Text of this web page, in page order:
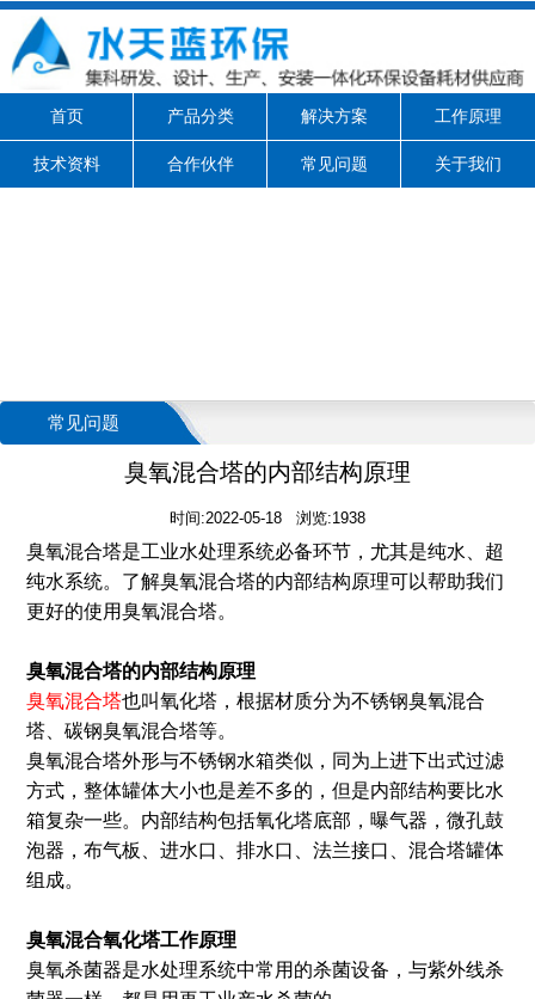
首页 产品分类 解决方案 工作原理
技术资料 合作伙伴 常见问题 关于我们
常见问题
臭氧混合塔的内部结构原理
时间:2022-05-18 浏览:1938
臭氧混合塔是工业水处理系统必备环节，尤其是纯水、超
纯水系统。了解臭氧混合塔的内部结构原理可以帮助我们
更好的使用臭氧混合塔。
臭氧混合塔的内部结构原理
臭氧混合塔也叫氧化塔，根据材质分为不锈钢臭氧混合
塔、碳钢臭氧混合塔等。
臭氧混合塔外形与不锈钢水箱类似，同为上进下出式过滤
方式，整体罐体大小也是差不多的，但是内部结构要比水
箱复杂一些。内部结构包括氧化塔底部，曝气器，微孔鼓
泡器，布气板、进水口、排水口、法兰接口、混合塔罐体
组成。
臭氧混合氧化塔工作原理
臭氧杀菌器是水处理系统中常用的杀菌设备，与紫外线杀